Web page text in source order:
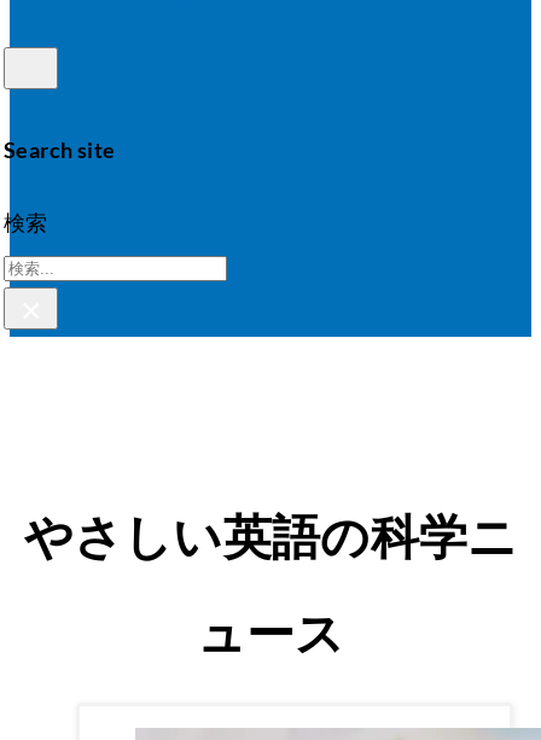
Search site
検索
やさしい英語の科学ニ
ュース